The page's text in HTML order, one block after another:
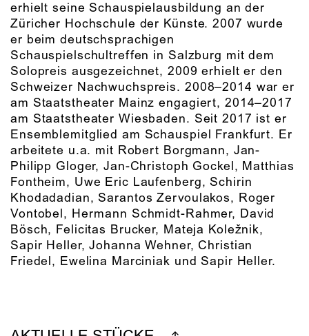
erhielt seine Schauspielausbildung an der
Züricher Hochschule der Künste. 2007 wurde
er beim deutschsprachigen
Schauspielschultreffen in Salzburg mit dem
Solopreis ausgezeichnet, 2009 erhielt er den
Schweizer Nachwuchspreis. 2008–2014 war er
am Staatstheater Mainz engagiert, 2014–2017
am Staatstheater Wiesbaden. Seit 2017 ist er
Ensemblemitglied am Schauspiel Frankfurt. Er
arbeitete u.a. mit Robert Borgmann, Jan-
Philipp Gloger, Jan-Christoph Gockel, Matthias
Fontheim, Uwe Eric Laufenberg, Schirin
Khodadadian, Sarantos Zervoulakos, Roger
Vontobel, Hermann Schmidt-Rahmer, David
Bösch, Felicitas Brucker, Mateja Koležnik,
Sapir Heller, Johanna Wehner, Christian
Friedel, Ewelina Marciniak und Sapir Heller.